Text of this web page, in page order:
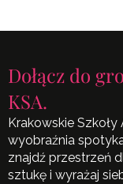
Dołącz do
KSA.
Krakowskie
wyobraźnia
znajdź przestrzeń
sztukę i wyrażaj